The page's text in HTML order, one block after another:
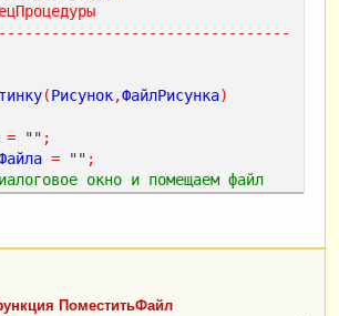
(Рисунок,ФайлРисунка)
= "" ;
= "" ;
окно и помещаем файл
на изображение во временном
ПоместитьФайл